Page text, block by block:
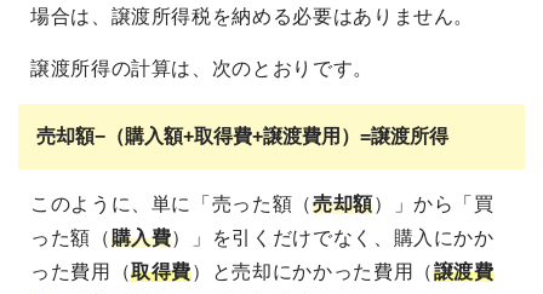
場合は、譲渡所得税を納める必要はありません。
譲渡所得の計算は、次のとおりです。
売却額−（購入額+取得費+譲渡費用）=譲渡所得
このように、単に「売った額（売却額）」から「買
った額（購入費）」を引くだけでなく、購入にかか
った費用（取得費）と売却にかかった費用（譲渡費